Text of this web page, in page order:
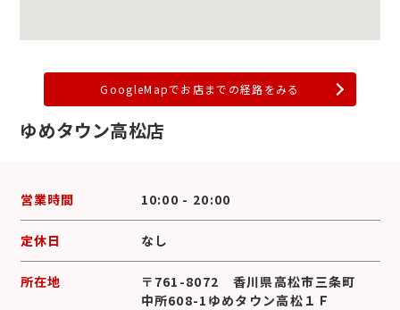
GoogleMapでお店までの経路をみる
ゆめタウン高松店
営業時間 10:00 - 20:00
定休日 なし
所在地
〒761-8072 香川県高松市三条町
中所608-1ゆめタウン高松１Ｆ